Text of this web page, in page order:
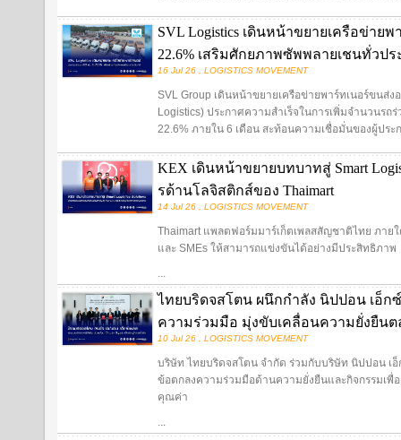
SVL Logistics เดินหน้าขยายเครือข่าย
22.6% เสริมศักยภาพซัพพลายเชนทั่วปร
16 Jul 26 , LOGISTICS MOVEMENT
SVL Group เดินหน้าขยายเครือข่ายพาร์ทเนอร์ขนส่ง
Logistics) ประกาศความสำเร็จในการเพิ่มจำนวนร
22.6% ภายใน 6 เดือน สะท้อนความเชื่อมั่นของผู้ประ
KEX เดินหน้าขยายบทบาทสู่ Smart
รด้านโลจิสติกส์ของ Thaimart
14 Jul 26 , LOGISTICS MOVEMENT
Thaimart แพลตฟอร์มมาร์เก็ตเพลสสัญชาติไทย ภาย
และ SMEs ให้สามารถแข่งขันได้อย่างมีประสิทธิภาพ
...
ไทยบริดจสโตน ผนึกกำลัง นิปปอน เอ็ก
ความร่วมมือ มุ่งขับเคลื่อนความยั่งยืน
10 Jul 26 , LOGISTICS MOVEMENT
บริษัท ไทยบริดจสโตน จำกัด ร่วมกับบริษัท นิปปอน เ
ข้อตกลงความร่วมมือด้านความยั่งยืนและกิจกรรมเพื่
คุณค่า
...